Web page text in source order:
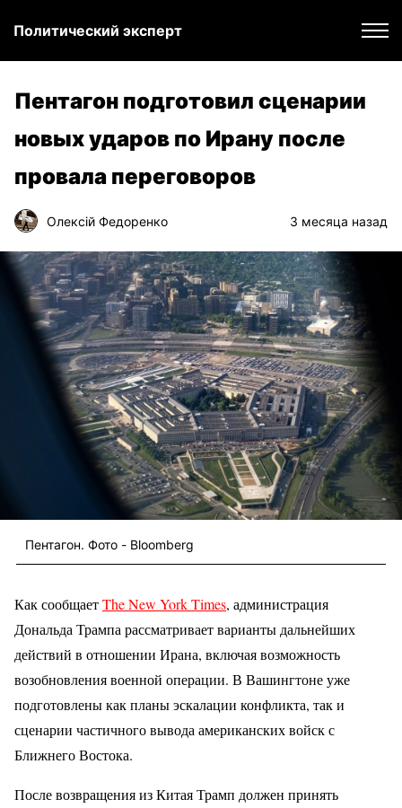
Политический эксперт
Пентагон подготовил сценарии
новых ударов по Ирану после
провала переговоров
Олексій Федоренко 3 месяца назад
Пентагон. Фото - Bloomberg
Как сообщаетThe New York Times, администрация
Дональда Трампа рассматривает варианты дальнейших
действий в отношении Ирана, включая возможность
возобновления военной операции. В Вашингтоне уже
подготовлены как планы эскалации конфликта, так и
сценарии частичного вывода американских войск с
Ближнего Востока.
После возвращения из Китая Трамп должен принять